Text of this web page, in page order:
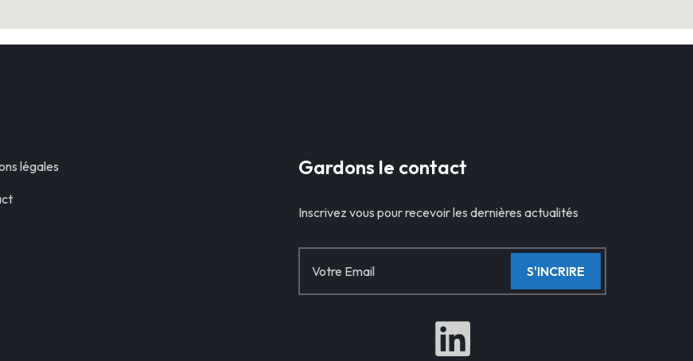
légales Gardons le contact
Inscrivez vous pour recevoir les dernières actualités
S'INCRIRE